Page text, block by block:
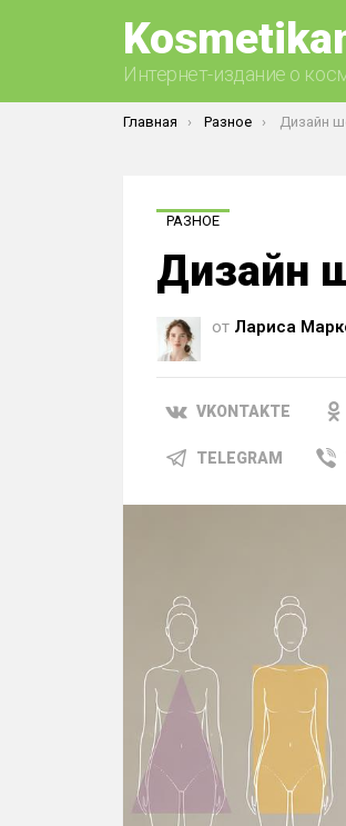
Интернет-издание о
Вы здесь:
Главная Разное Дизайн
РАЗНОЕ
Дизайн
от Лариса
VKONTAKTE
TELEGRAM